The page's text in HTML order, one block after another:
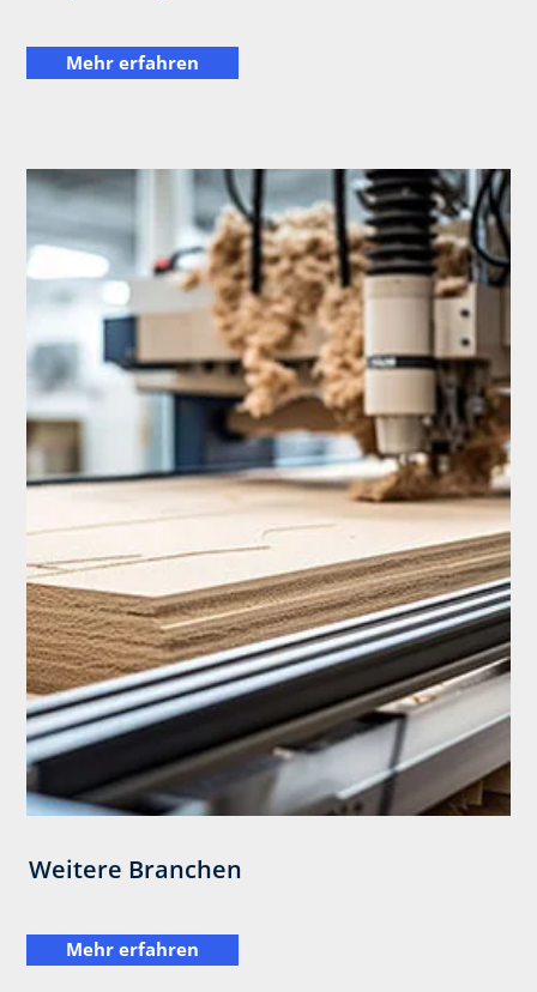
Mehr erfahren
Weitere Branchen
Mehr erfahren